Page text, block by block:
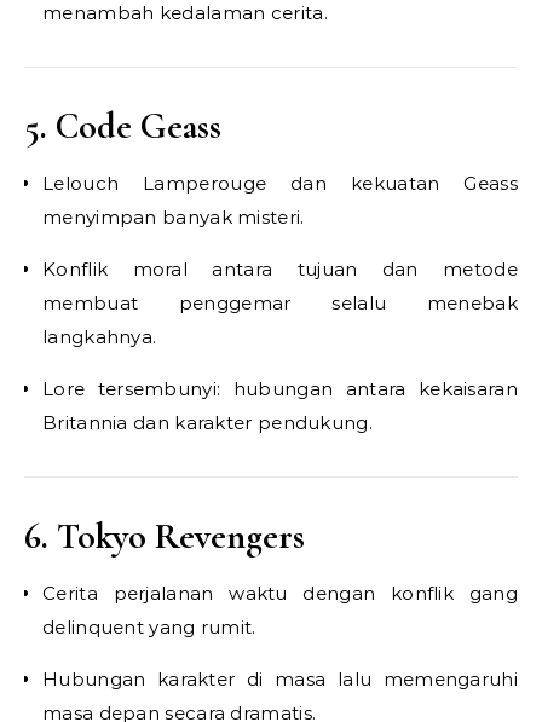
menambah kedalaman cerita.
5. Code Geass
Lelouch Lamperouge dan kekuatan Geass
menyimpan banyak misteri.
Konflik moral antara tujuan dan metode
membuat penggemar selalu menebak
langkahnya.
Lore tersembunyi: hubungan antara kekaisaran
Britannia dan karakter pendukung.
6. Tokyo Revengers
Cerita perjalanan waktu dengan konflik gang
delinquent yang rumit.
Hubungan karakter di masa lalu memengaruhi
masa depan secara dramatis.